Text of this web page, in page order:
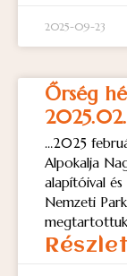
2025-09-23
Őrség
…2025
Alpokalja
alapítóival
Nemzeti